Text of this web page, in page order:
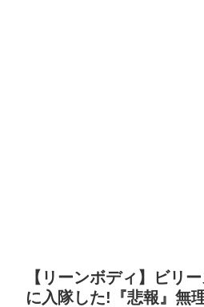
【リーンボディ】ビリ
に入隊した!『悲報』無